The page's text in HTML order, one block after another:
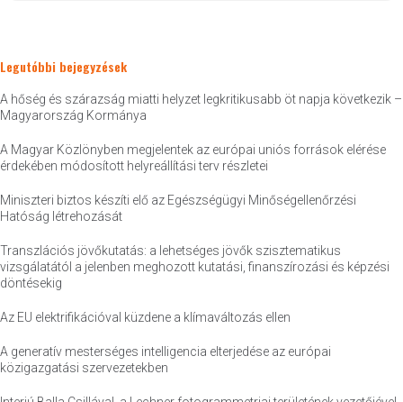
Legutóbbi bejegyzések
A hőség és szárazság miatti helyzet legkritikusabb öt napja következik –
Magyarország Kormánya
A Magyar Közlönyben megjelentek az európai uniós források elérése
érdekében módosított helyreállítási terv részletei
Miniszteri biztos készíti elő az Egészségügyi Minőségellenőrzési
Hatóság létrehozását
Transzlációs jövőkutatás: a lehetséges jövők szisztematikus
vizsgálatától a jelenben meghozott kutatási, finanszírozási és képzési
döntésekig
Az EU elektrifikációval küzdene a klímaváltozás ellen
A generatív mesterséges intelligencia elterjedése az európai
közigazgatási szervezetekben